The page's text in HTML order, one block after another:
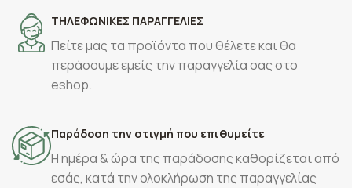
ΤΗΛΕΦΩΝΙΚΕΣ ΠΑΡΑΓΓΕΛΙΕΣ
Πείτε μας τα προϊόντα που θέλετε και θα
περάσουμε εμείς την παραγγελία σας στο
eshop.
Παράδοση την στιγμή που επιθυμείτε
Η ημέρα & ώρα της παράδοσης καθορίζεται από
εσάς, κατά την ολοκλήρωση της παραγγελίας